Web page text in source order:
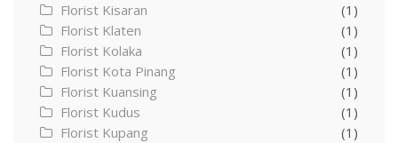
Florist Kisaran
(1)
Florist Klaten
(1)
Florist Kolaka
(1)
Florist Kota Pinang
(1)
Florist Kuansing
(1)
Florist Kudus
(1)
Florist Kupang
(1)